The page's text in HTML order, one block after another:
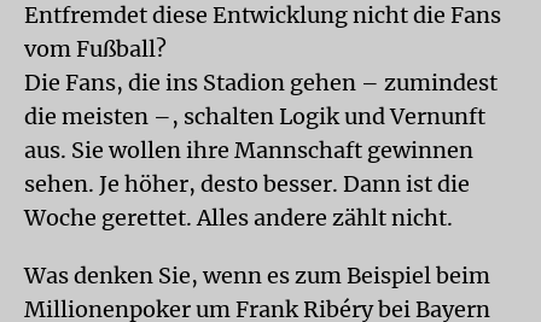
Entfremdet diese Entwicklung nicht die Fans
vom Fußball?
Die Fans, die ins Stadion gehen – zumindest
die meisten –, schalten Logik und Vernunft
aus. Sie wollen ihre Mannschaft gewinnen
sehen. Je höher, desto besser. Dann ist die
Woche gerettet. Alles andere zählt nicht.
Was denken Sie, wenn es zum Beispiel beim
Millionenpoker um Frank Ribéry bei Bayern